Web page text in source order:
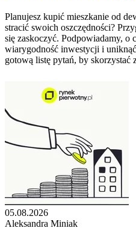
Planujesz kupić mieszkanie od
stracić swoich oszczędności?
się zaskoczyć. Podpowiadamy, o
wiarygodność inwestycji i
gotową listę pytań, by skorzystać
05.08.2026
Aleksandra Miniak